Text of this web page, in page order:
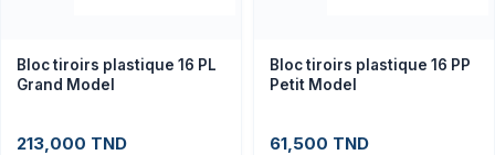
Bloc tiroirs plastique 16 PL
Grand Model
213,000 TND
Bloc tiroirs plastique 16 PP
Petit Model
61,500 TND